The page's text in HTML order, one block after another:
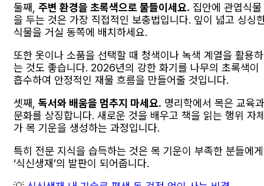
둘째, 주변 환경을 초록색으로 물들이세요. 집안에 관엽식물
을 두는 것은 가장 직접적인 보충법입니다. 잎이 넓고 싱싱
식물을 거실 동쪽에 배치하세요.
또한 옷이나 소품을 선택할 때 청색이나 녹색 계열을 활용하
는 것도 좋습니다. 2026년의 강한 화기를 나무의 초록색이
흡수하여 안정적인 재물 흐름을 만들어줄 것입니다.
셋째,독서와 배움을 멈추지 마세요. 명리학에서 목은 교육과
문화를 상징합니다. 새로운 것을 배우고 책을 읽는 행위 자
가 목 기운을 생성하는 과정입니다.
특히 전문 지식을 습득하는 것은 목 기운이 부족한 분들에게
‘식신생재’의 발판이 되어줍니다.